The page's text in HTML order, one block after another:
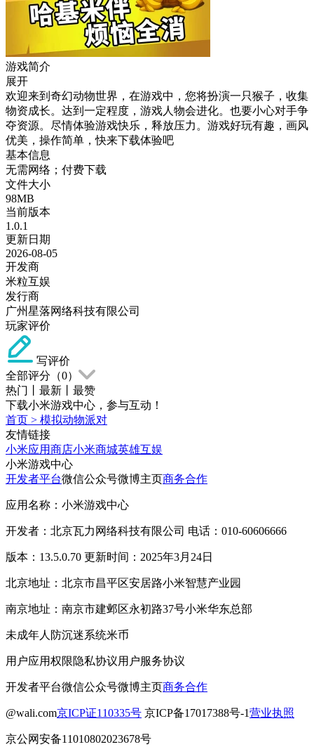
游戏简介
展开
欢迎来到奇幻动物世界，在游戏中，您将扮演一只猴子，收集
物资成长。达到一定程度，游戏人物会进化。也要小心对手争
夺资源。尽情体验游戏快乐，释放压力。游戏好玩有趣，画风
优美，操作简单，快来下载体验吧
基本信息
无需网络；付费下载
文件大小
98MB
当前版本
1.0.1
更新日期
2026-08-05
开发商
米粒互娱
发行商
广州星落网络科技有限公司
玩家评价
写评价
全部评分（0）
热门
最新
最赞
下载小米游戏中心，参与互动！
首页 > 模拟动物派对
友情链接
小米应用商店小米商城英雄互娱
小米游戏中心
开发者平台微信公众号微博主页商务合作
应用名称：小米游戏中心
开发者：北京瓦力网络科技有限公司 电话：010-60606666
版本：13.5.0.70 更新时间：2025年3月24日
北京地址：北京市昌平区安居路小米智慧产业园
南京地址：南京市建邺区永初路37号小米华东总部
未成年人防沉迷系统米币
用户应用权限隐私协议用户服务协议
开发者平台微信公众号微博主页商务合作
@wali.com京ICP证110335号 京ICP备17017388号-1营业执照
京公网安备11010802023678号